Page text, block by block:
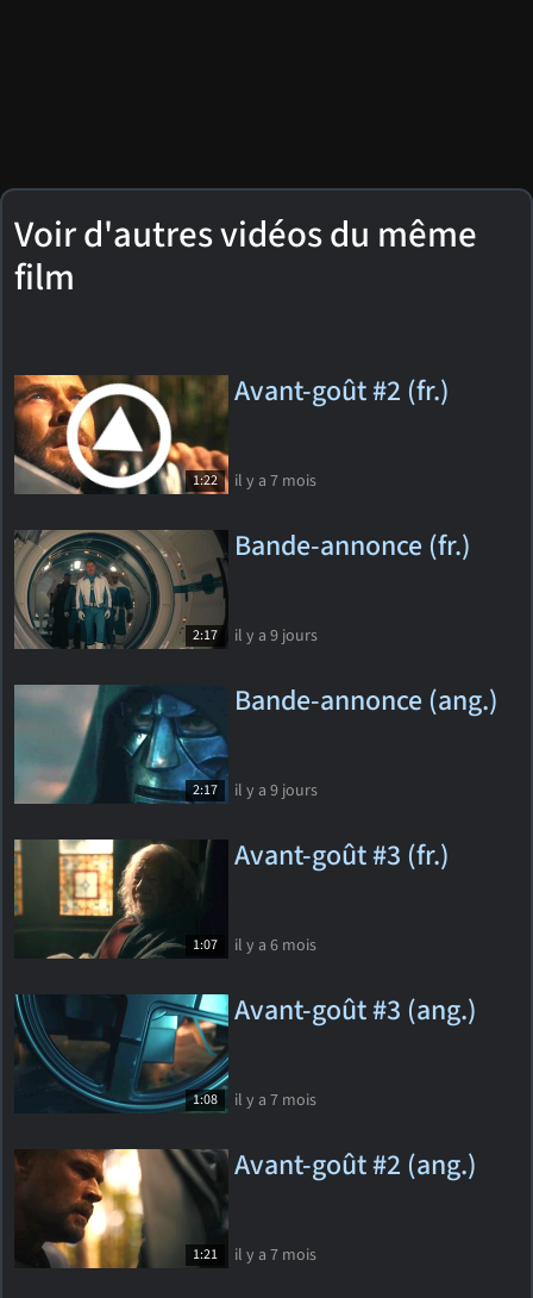
Voir d'autres vidéos du même
film
1:22
Avant-goût #2 (fr.)
il y a 7 mois
2:17
Bande-annonce (fr.)
il y a 9 jours
2:17
Bande-annonce (ang.)
il y a 9 jours
1:07
Avant-goût #3 (fr.)
il y a 6 mois
1:08
Avant-goût #3 (ang.)
il y a 7 mois
1:21
Avant-goût #2 (ang.)
il y a 7 mois